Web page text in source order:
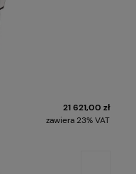
21 621,00 zł
zawiera 23% VAT